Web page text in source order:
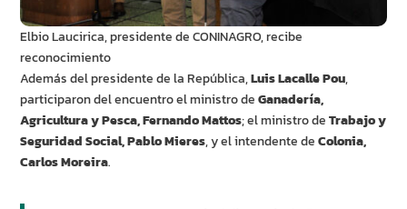
Elbio Laucirica, presidente de CONINAGRO, recibe
reconocimiento
Además del presidente de la República,Luis Lacalle Pou,
participaron del encuentro el ministro deGanadería,
Agricultura y Pesca, Fernando Mattos; el ministro deTrabajo y
Seguridad Social, Pablo Mieres, y el intendente deColonia,
Carlos Moreira.